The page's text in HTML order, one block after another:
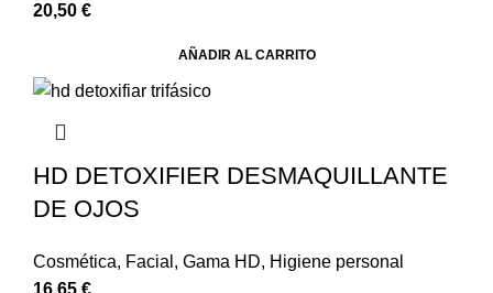
20,50 €
AÑADIR AL CARRITO
HD DETOXIFIER DESMAQUILLANTE
DE OJOS
Cosmética, Facial , Gama HD, Higiene personal
16,65 €